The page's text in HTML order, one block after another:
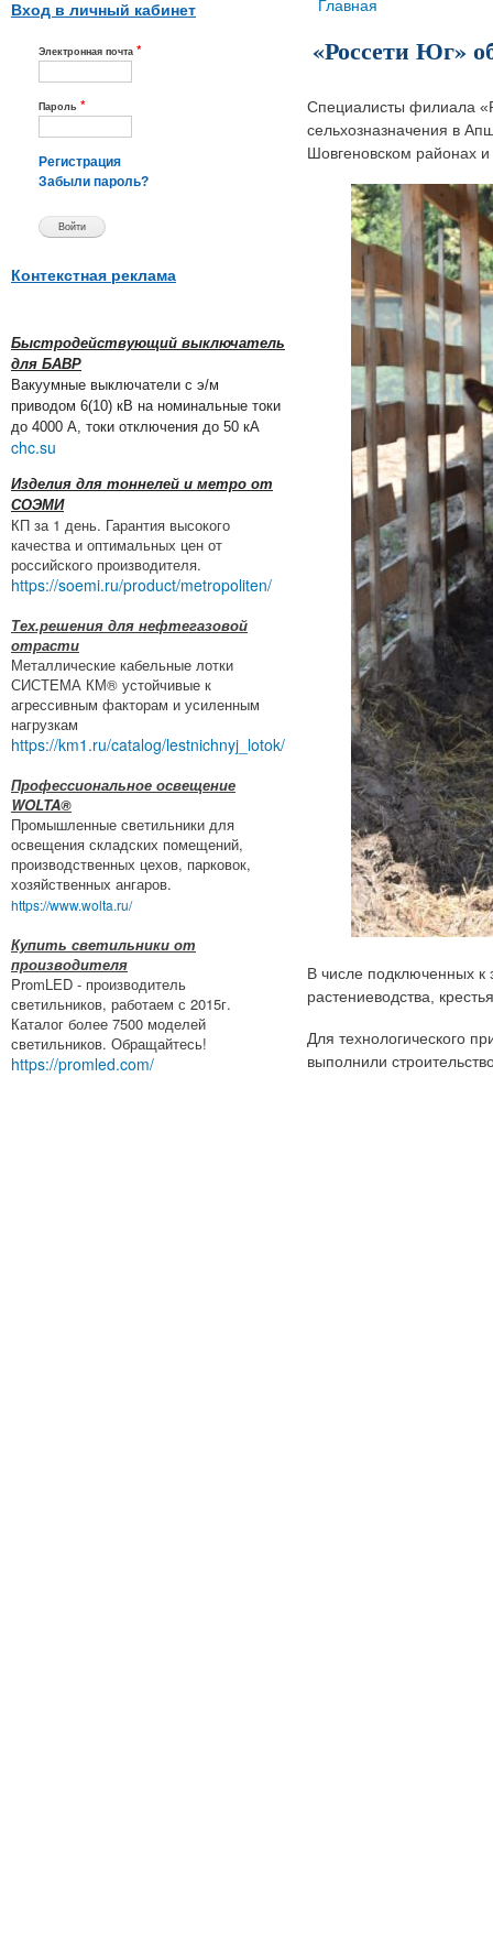
Вход в личный кабинет
Электронная почта *
Пароль *
Регистрация
Забыли пароль?
Контекстная реклама
Быстродействующий выключатель
для БАВР
Вакуумные выключатели с э/м
приводом 6(10) кВ на номинальные токи
до 4000 А, токи отключения до 50 кА
chc.su
Изделия для тоннелей и метро от
СОЭМИ
КП за 1 день. Гарантия высокого
качества и оптимальных цен от
российского производителя.
https://soemi.ru/product/metropoliten/
Тех.решения для нефтегазовой
отрасти
Металлические кабельные лотки
СИСТЕМА КМ® устойчивые к
агрессивным факторам и усиленным
нагрузкам
https://km1.ru/catalog/lestnichnyj_lotok/
Профессиональное освещение
WOLTA®
Промышленные светильники для
освещения складских помещений,
производственных цехов, парковок,
хозяйственных ангаров.
https://www.wolta.ru/
Купить светильники от
производителя
PromLED - производитель
светильников, работаем с 2015г.
Каталог более 7500 моделей
светильников. Обращайтесь!
https://promled.com/
Вы здесь
Главная
«Россети Юг»
Специалисты филиала
сельхозназначения в
Шовгеновском районах
В числе подключенных к
растениеводства,
Для технологического
выполнили